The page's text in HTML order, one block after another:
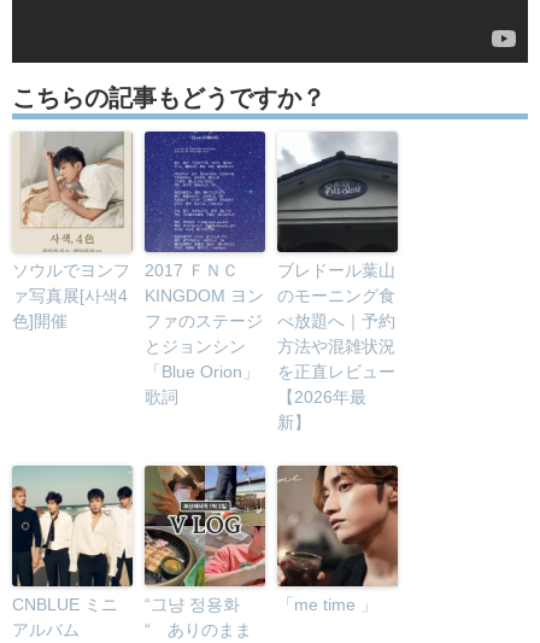
こちらの記事もどうですか？
ソウルでヨンフ
ァ写真展[사색4
色]開催
2017 ＦＮＣ
KINGDOM ヨン
ファのステージ
とジョンシン
「Blue Orion」
歌詞
ブレドール葉山
のモーニング食
べ放題へ｜予約
方法や混雑状況
を正直レビュー
【2026年最
新】
CNBLUE ミニ
アルバム
“그냥 정용화
“ ありのまま
「me time 」